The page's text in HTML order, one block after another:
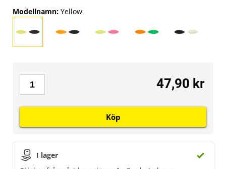
Modellnamn: Yellow
I lager
47,90 kr
Köp